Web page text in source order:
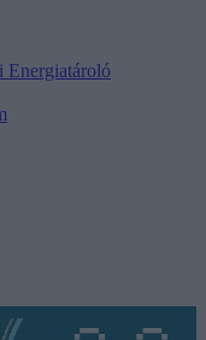
Energiatároló